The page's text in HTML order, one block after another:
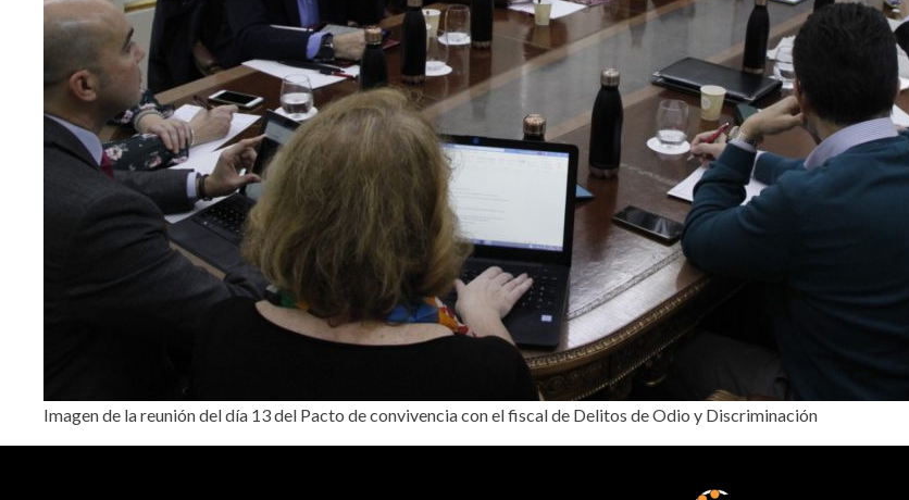
Imagen de la reunión del día 13 del Pacto de convivencia con el fiscal de Delitos de Odio y Discriminación